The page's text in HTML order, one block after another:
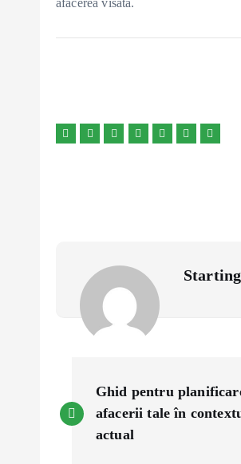
afacerea visată.
o
Ghid pentru
afacerii tale în
actual